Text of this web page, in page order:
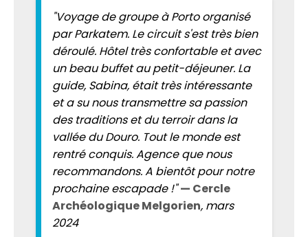
"Voyage de groupe à Porto organisé
par Parkatem. Le circuit s'est très bien
déroulé. Hôtel très confortable et avec
un beau buffet au petit-déjeuner. La
guide, Sabina, était très intéressante
et a su nous transmettre sa passion
des traditions et du terroir dans la
vallée du Douro. Tout le monde est
rentré conquis. Agence que nous
recommandons. A bientôt pour notre
prochaine escapade !" — Cercle
Archéologique Melgorien, mars
2024